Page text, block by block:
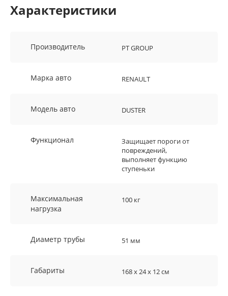
Характеристики
Производитель PT GROUP
Марка авто RENAULT
Модель авто DUSTER
Функционал
Защищает пороги от
повреждений,
выполняет функцию
ступеньки
Максимальная
нагрузка
100 кг
Диаметр трубы 51 мм
Габариты 168 х 24 х 12 см